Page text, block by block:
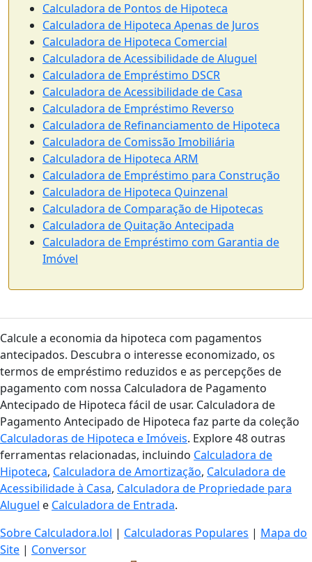
Calculadora de Pontos de Hipoteca
Calculadora de Hipoteca Apenas de Juros
Calculadora de Hipoteca Comercial
Calculadora de Acessibilidade de Aluguel
Calculadora de Empréstimo DSCR
Calculadora de Acessibilidade de Casa
Calculadora de Empréstimo Reverso
Calculadora de Refinanciamento de Hipoteca
Calculadora de Comissão Imobiliária
Calculadora de Hipoteca ARM
Calculadora de Empréstimo para Construção
Calculadora de Hipoteca Quinzenal
Calculadora de Comparação de Hipotecas
Calculadora de Quitação Antecipada
Calculadora de Empréstimo com Garantia de
Imóvel
Calcule a economia da hipoteca com pagamentos
antecipados. Descubra o interesse economizado, os
termos de empréstimo reduzidos e as percepções de
pagamento com nossa Calculadora de Pagamento
Antecipado de Hipoteca fácil de usar. Calculadora de
Pagamento Antecipado de Hipoteca faz parte da coleção
Calculadoras de Hipoteca e Imóveis. Explore 48 outras
ferramentas relacionadas, incluindo Calculadora de
Hipoteca, Calculadora de Amortização, Calculadora de
Acessibilidade à Casa, Calculadora de Propriedade para
Aluguel e Calculadora de Entrada.
Sobre Calculadora.lol | Calculadoras Populares | Mapa do
Site | Conversor